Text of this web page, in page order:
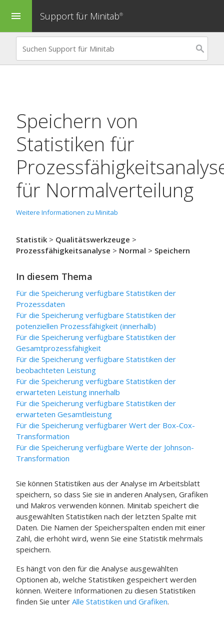
menu Support für Minitab®
Speichern von
Statistiken für
für Normalverteilung
Weitere Informationen zu Minitab
Statistik > Qualitätswerkzeuge >
Prozessfähigkeitsanalyse > Normal > Speichern
In diesem Thema
Für die Speicherung verfügbare Statistiken der
Prozessdaten
Für die Speicherung verfügbare Statistiken der
potenziellen Prozessfähigkeit (innerhalb)
Für die Speicherung verfügbare Statistiken der
Gesamtprozessfähigkeit
Für die Speicherung verfügbare Statistiken der
beobachteten Leistung
Für die Speicherung verfügbare Statistiken der
erwarteten Leistung innerhalb
Für die Speicherung verfügbare Statistiken der
erwarteten Gesamtleistung
Für die Speicherung verfügbarer Wert der Box-Cox-
Transformation
Für die Speicherung verfügbare Werte der Johnson-
Transformation
Sie können Statistiken aus der Analyse im Arbeitsblatt
speichern, so dass Sie sie in anderen Analysen, Grafiken
und Makros verwenden können. Minitab speichert die
ausgewählten Statistiken nach der letzten Spalte mit
Daten. Die Namen der Speicherspalten enden mit einer
Zahl, die erhöht wird, wenn Sie eine Statistik mehrmals
speichern.
Es hängt von den für die Analyse ausgewählten
Optionen ab, welche Statistiken gespeichert werden
können. Weitere Informationen zu diesen Statistiken
finden Sie unter Alle Statistiken und Grafiken.